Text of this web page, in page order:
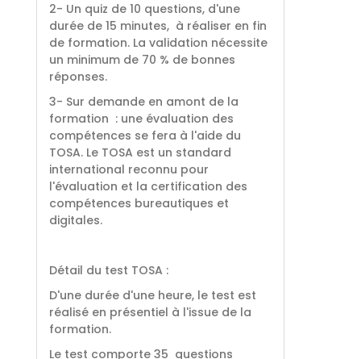
2- Un quiz de 10 questions, d'une
durée de 15 minutes, à réaliser en fin
de formation. La validation nécessite
un minimum de 70 % de bonnes
réponses.
3- Sur demande en amont de la
formation : une évaluation des
compétences se fera à l'aide du
TOSA. Le TOSA est un standard
international reconnu pour
l'évaluation et la certification des
compétences bureautiques et
digitales.
Détail du test TOSA :
D'une durée d'une heure, le test est
réalisé en présentiel à l'issue de la
formation.
Le test comporte 35 questions